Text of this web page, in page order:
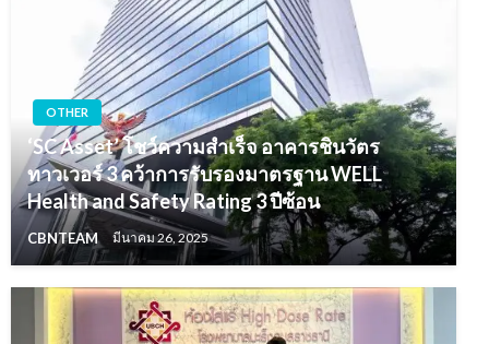
OTHER
‘SC Asset’ โชว์ความสำเร็จ อาคารชินวัตร
ทาวเวอร์ 3 คว้าการรับรองมาตรฐาน WELL
Health and Safety Rating 3 ปีซ้อน
CBNTEAM มีนาคม 26, 2025